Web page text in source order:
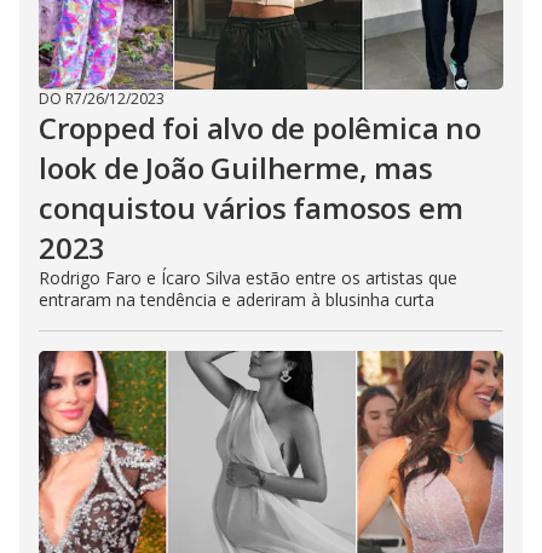
DO R7/26/12/2023
Cropped foi alvo de polêmica no
look de João Guilherme, mas
conquistou vários famosos em
2023
Rodrigo Faro e Ícaro Silva estão entre os artistas que
entraram na tendência e aderiram à blusinha curta